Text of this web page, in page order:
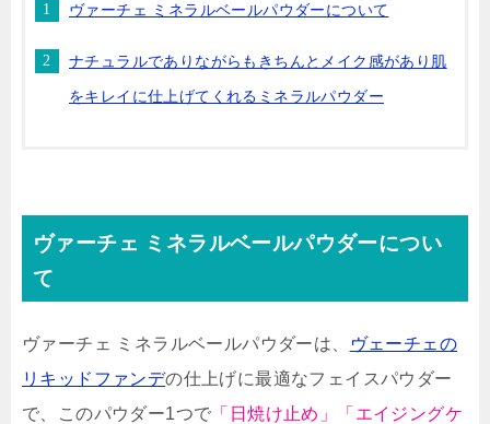
ヴァーチェ ミネラルベールパウダーについて
ナチュラルでありながらもきちんとメイク感があり肌
をキレイに仕上げてくれるミネラルパウダー
ヴァーチェ ミネラルベールパウダーについ
て
ヴァーチェ ミネラルベールパウダーは、
ヴェーチェの
リキッドファンデの仕上げに最適なフェイスパウダー
で、このパウダー1つで 「日焼け止め」「エイジングケ